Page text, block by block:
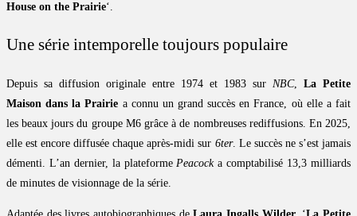
House on the Prairie‘.
Une série intemporelle toujours populaire
Depuis sa diffusion originale entre 1974 et 1983 sur NBC, La Petite
Maison dans la Prairie a connu un grand succès en France, où elle a fait
les beaux jours du groupe M6 grâce à de nombreuses rediffusions. En 2025,
elle est encore diffusée chaque après-midi sur 6ter. Le succès ne s’est jamais
démenti. L’an dernier, la plateforme Peacocka comptabilisé 13,3 milliards
de minutes de visionnage de la série.